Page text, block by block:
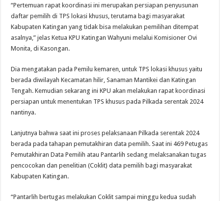
“Pertemuan rapat koordinasi ini merupakan persiapan penyusunan
daftar pemilih di TPS lokasi khusus, terutama bagi masyarakat
Kabupaten Katingan yang tidak bisa melakukan pemilihan ditempat
asalnya,” jelas Ketua KPU Katingan Wahyuni melalui Komisioner Ovi
Monita, di Kasongan.
Dia mengatakan pada Pemilu kemaren, untuk TPS lokasi khusus yaitu
berada diwilayah Kecamatan hilir, Sanaman Mantikei dan Katingan
Tengah. Kemudian sekarang ini KPU akan melakukan rapat koordinasi
persiapan untuk menentukan TPS khusus pada Pilkada serentak 2024
nantinya.
Lanjutnya bahwa saat ini proses pelaksanaan Pilkada serentak 2024
berada pada tahapan pemutakhiran data pemilih. Saat ini 469 Petugas
Pemutakhiran Data Pemilih atau Pantarlih sedang melaksanakan tugas
pencocokan dan penelitian (Coklit) data pemilih bagi masyarakat
Kabupaten Katingan.
“Pantarlih bertugas melakukan Coklit sampai minggu kedua sudah